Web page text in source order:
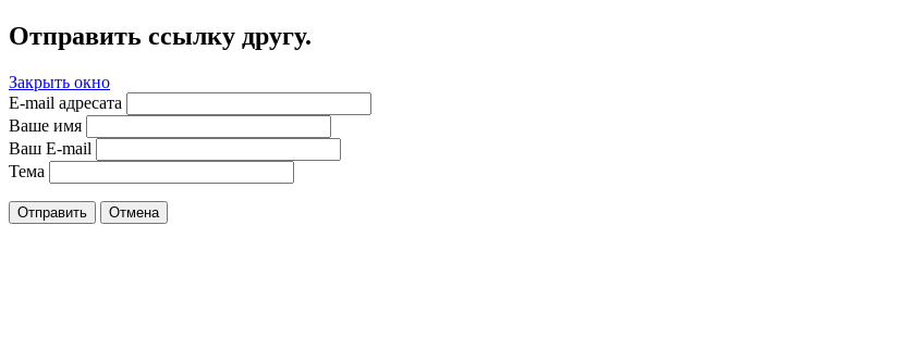
Отправить ссылку другу.
Закрыть окно
E-mail адресата
Ваше имя
Ваш E-mail
Тема
Отправить Отмена